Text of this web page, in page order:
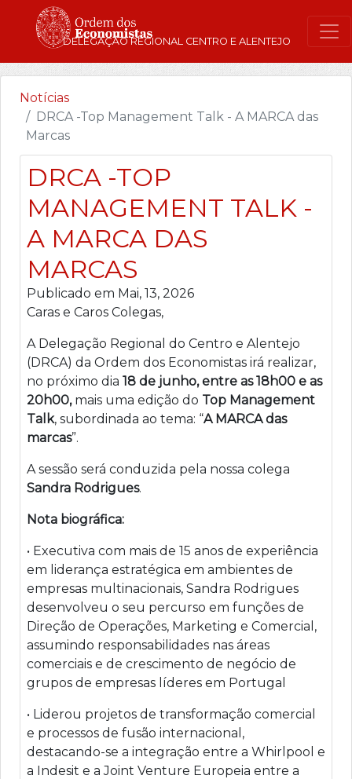
DELEGAÇÃO REGIONAL CENTRO E ALENTEJO
Notícias
DRCA -Top Management Talk - A MARCA das
Marcas
DRCA -TOP
MANAGEMENT TALK -
A MARCA DAS
MARCAS
Publicado em Mai, 13, 2026
Caras e Caros Colegas,
A Delegação Regional do Centro e Alentejo
(DRCA) da Ordem dos Economistas irá realizar,
no próximo dia 18 de junho, entre as 18h00 e as
20h00,mais uma edição do Top Management
Talk, subordinada ao tema: “A MARCA das
marcas”.
A sessão será conduzida pela nossa colega
Sandra Rodrigues.
Nota biográfica:
• Executiva com mais de 15 anos de experiência
em liderança estratégica em ambientes de
empresas multinacionais, Sandra Rodrigues
desenvolveu o seu percurso em funções de
Direção de Operações, Marketing e Comercial,
assumindo responsabilidades nas áreas
comerciais e de crescimento de negócio de
grupos de empresas líderes em Portugal
• Liderou projetos de transformação comercial
e processos de fusão internacional,
destacando-se a integração entre a Whirlpool e
a Indesit e a Joint Venture Europeia entre a